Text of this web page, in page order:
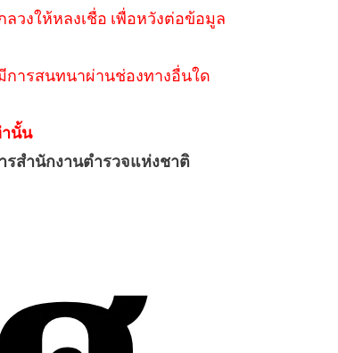
วงให้หลงเชื่อ เพื่อหวังต่อข้อมูล
การสนทนาผ่านช่องทางอื่นใด
านั้น
รสำนักงานตำรวจแห่งชาติ